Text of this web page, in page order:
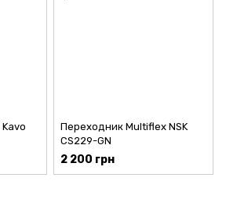
Переходник Multiflex NSK
CS229-GN
2 200 грн